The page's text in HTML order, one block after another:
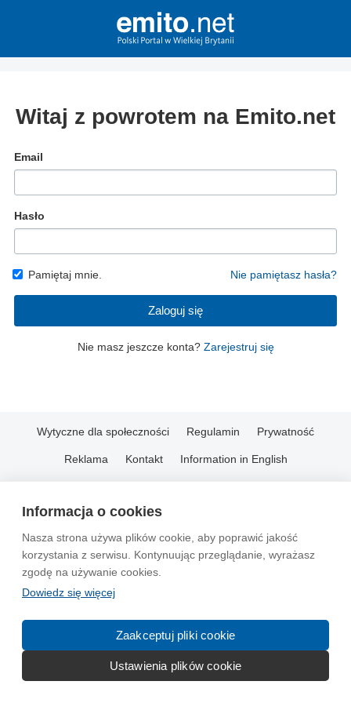
Informacja o cookies
Nasza strona używa plików cookie, aby poprawić jakość
korzystania z serwisu. Kontynuując przeglądanie, wyrażasz
zgodę na używanie cookies.
Dowiedz się więcej
Zaakceptuj pliki cookie
Ustawienia plików cookie
Witaj z powrotem na Emito.net
Email
Hasło
Pamiętaj mnie. Nie pamiętasz hasła?
Zaloguj się
Nie masz jeszcze konta? Zarejestruj się
Wytyczne dla społeczności Regulamin Prywatność
Reklama Kontakt Information in English